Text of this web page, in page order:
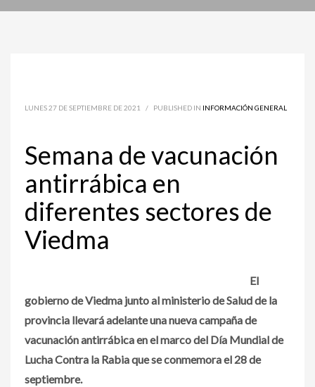
LUNES 27 DE SEPTIEMBRE DE 2021 / PUBLISHED IN INFORMACIÓN GENERAL
Semana de vacunación
antirrábica en
diferentes sectores de
Viedma
El
gobierno de Viedma junto al ministerio de Salud de la
provincia llevará adelante una nueva campaña de
vacunación antirrábica en el marco del Día Mundial de
Lucha Contra la Rabia que se conmemora el 28 de
septiembre.